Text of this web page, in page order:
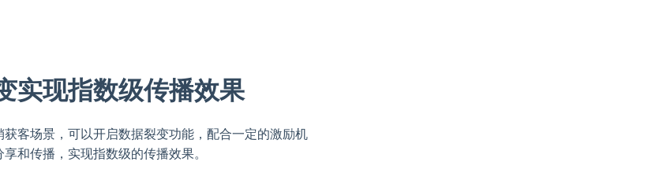
实现指数级传播效果
客场景，可以开启数据裂变功能，配合一定的激励机
和传播，实现指数级的传播效果。